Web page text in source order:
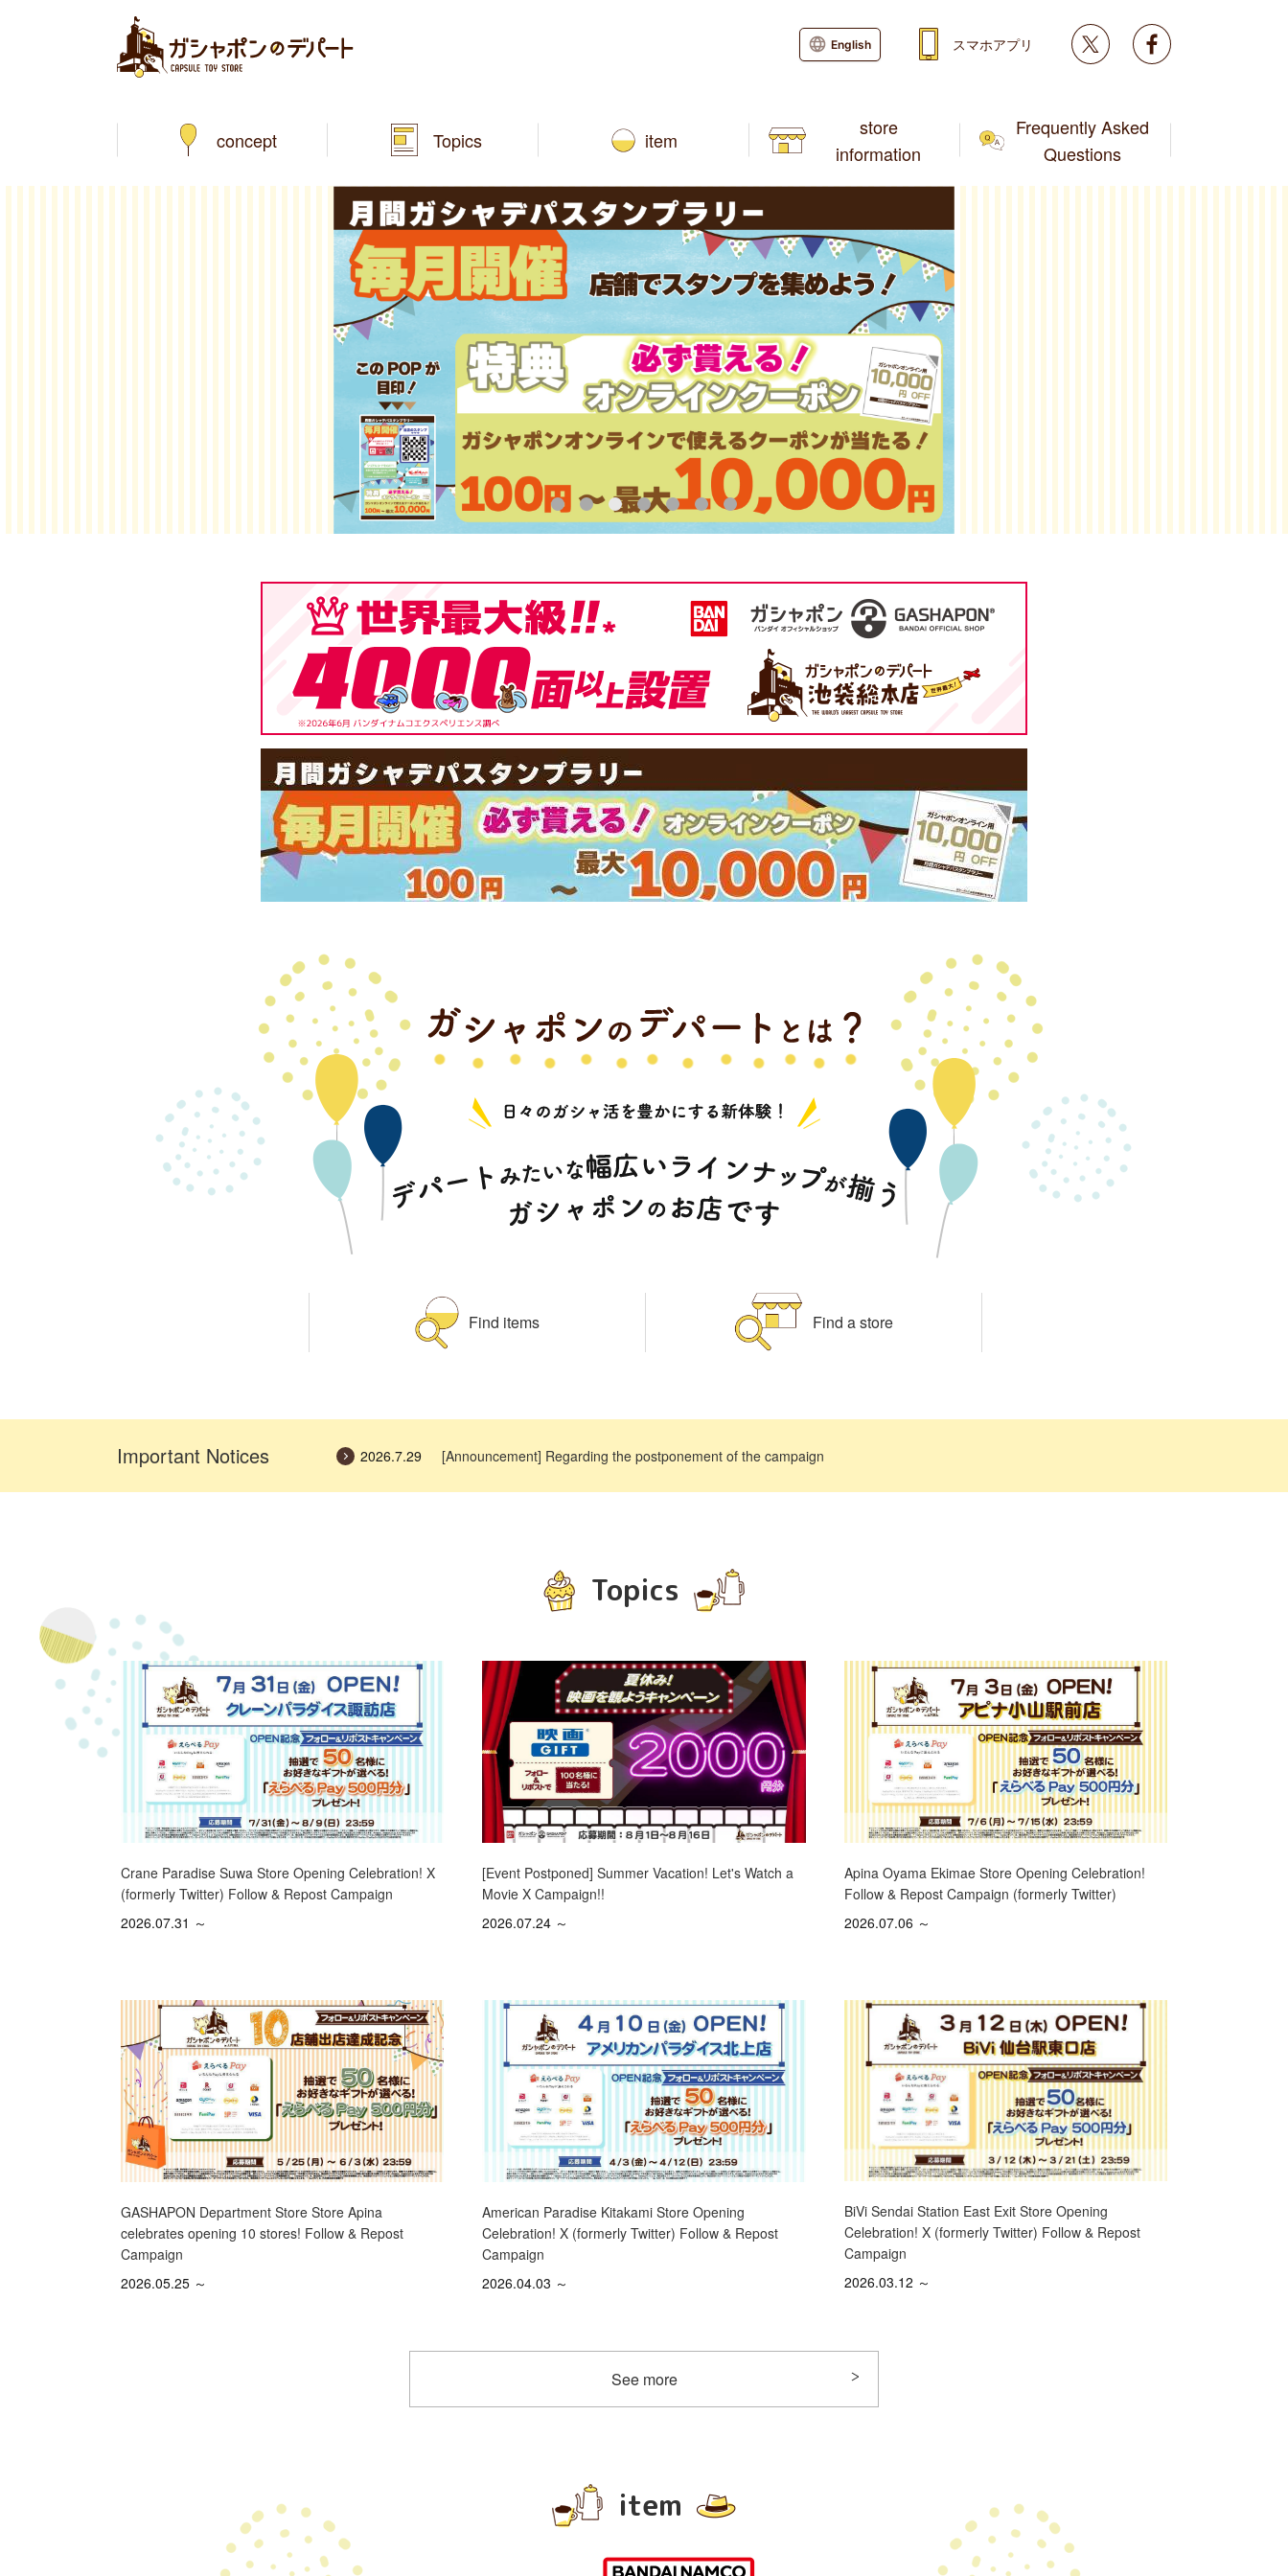
concept Topics item
store
information
Frequently Asked
Questions
English スマホアプリ Twitter
Find items Find a store
Important Notices 2026.7.29 [Announcement] Regarding the postponement of the campaign
Topics
Crane Paradise Suwa Store Opening Celebration! X
(formerly Twitter) Follow & Repost Campaign
2026.07.31 ～
[Event Postponed] Summer Vacation! Let's Watch a
Movie X Campaign!!
2026.07.24 ～
Apina Oyama Ekimae Store Opening Celebration!
Follow & Repost Campaign (formerly Twitter)
2026.07.06 ～
GASHAPON Department Store Store Apina
celebrates opening 10 stores! Follow & Repost
Campaign
2026.05.25 ～
American Paradise Kitakami Store Opening
Celebration! X (formerly Twitter) Follow & Repost
Campaign
2026.04.03 ～
BiVi Sendai Station East Exit Store Opening
Celebration! X (formerly Twitter) Follow & Repost
Campaign
2026.03.12 ～
See more
item